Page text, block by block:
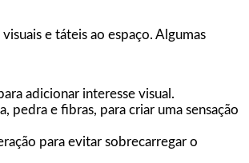
e táteis ao espaço. Algumas
adicionar interesse visual.
pedra e fibras, para criar uma sensação
para evitar sobrecarregar o